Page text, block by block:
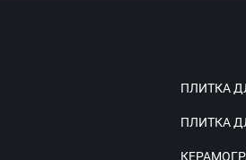
ПЛИТКА
ПЛИТКА